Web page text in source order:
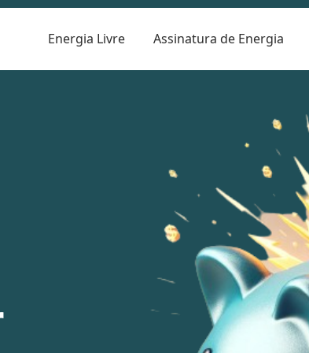
Energia Livre Assinatura de Energia